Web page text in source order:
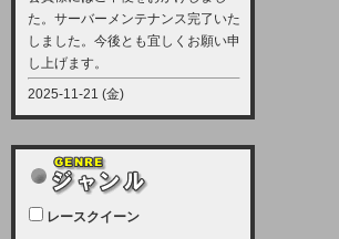
た。サーバーメンテナンス完了いた
しました。今後とも宜しくお願い申
し上げます。
2025-11-21 (金)
【サーバーメンテナンス実施につい
12月21日（日曜日）午前9：00か
ら午前11：00（予定）でサーバー
メンテナンスを実施します。ユーザ
レースクイーン